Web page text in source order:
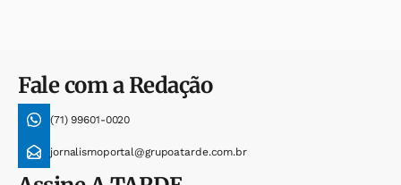
Fale com a Redação
(71) 99601-0020
jornalismoportal@grupoatarde.com.br